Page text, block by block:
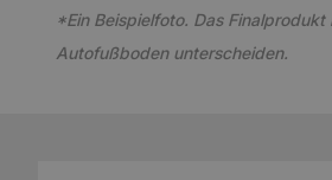
*Ein Beispielfoto. Das
Autofußboden unterscheiden.